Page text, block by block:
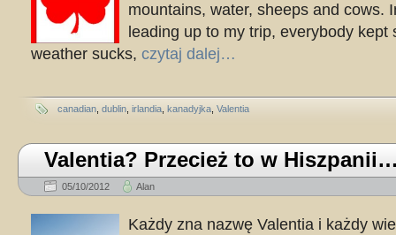
mountains, water, sheeps and cows.
leading up to my trip, everybody kept
weather sucks, czytaj dalej…
canadian dublin irlandia kanadyjka Valentia
Valentia? Przecież to w
05/10/2012 Alan
Każdy zna nazwę Valentia i każdy